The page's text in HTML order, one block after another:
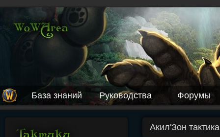
База знаний Руководства Форумы
Акил'Зон